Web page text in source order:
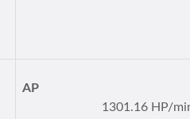
AP
1301.16 HP/